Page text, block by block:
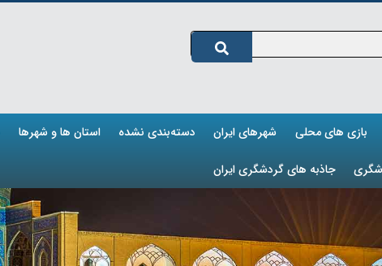
بازی های محلی شهرهای ایران دسته‌بندی نشده استان ها و شهرها
جاذبه های گردشگری ایران